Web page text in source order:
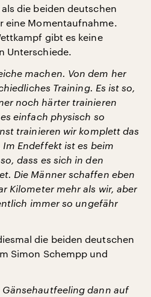
die beiden deutschen
eine Momentaufnahme.
gibt es keine
Unterschiede.
machen. Von dem her
Training. Es ist so,
noch härter trainieren
einfach physisch so
trainieren wir komplett das
Endeffekt ist es beim
dass es sich in den
Die Männer schaffen eben
Kilometer mehr als wir, aber
immer so ungefähr
die beiden deutschen
Simon Schempp und
dann auf